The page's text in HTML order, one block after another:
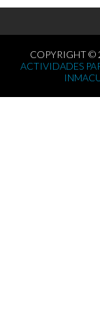
COPYRIGHT ©
ACTIVIDADES